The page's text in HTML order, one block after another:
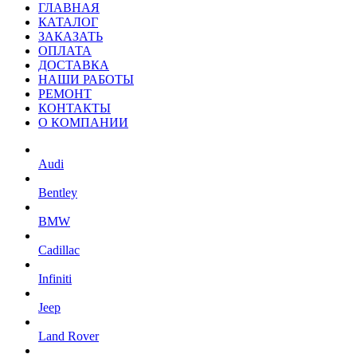
ГЛАВНАЯ
КАТАЛОГ
ЗАКАЗАТЬ
ОПЛАТА
ДОСТАВКА
НАШИ РАБОТЫ
РЕМОНТ
КОНТАКТЫ
О КОМПАНИИ
Audi
Bentley
BMW
Cadillac
Infiniti
Jeep
Land Rover